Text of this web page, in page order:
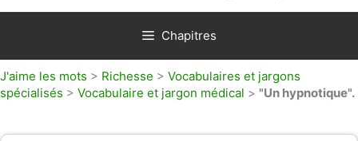
Chapitres
J'aime les mots > Richesse > Vocabulaires et jargons
spécialisés > Vocabulaire et jargon médical > "Un hypnotique".